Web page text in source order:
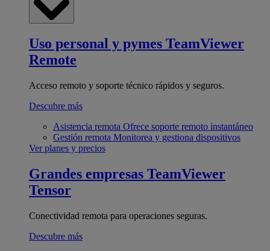
Uso personal y pymes TeamViewer
Remote
Acceso remoto y soporte técnico rápidos y seguros.
Descubre más
Asistencia remota Ofrece soporte remoto instantáneo
Gestión remota Monitorea y gestiona dispositivos
Ver planes y precios
Grandes empresas TeamViewer
Tensor
Conectividad remota para operaciones seguras.
Descubre más